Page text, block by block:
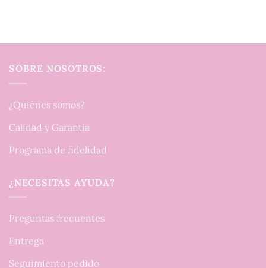
SOBRE NOSOTROS:
¿Quiénes somos?
Calidad y Garantía
Programa de fidelidad
¿NECESITAS AYUDA?
Preguntas frecuentes
Entrega
Seguimiento pedido